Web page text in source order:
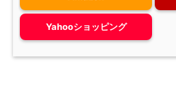
Yahooショッピング